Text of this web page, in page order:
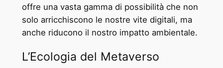
offre una vasta gamma di possibilità che non
solo arricchiscono le nostre vite digitali, ma
anche riducono il nostro impatto ambientale.
L’Ecologia del Metaverso